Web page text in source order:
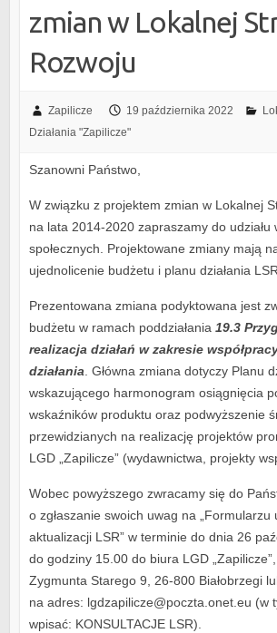
zmian w Lokalnej
Rozwoju
Zapilicze 19 października 2022
Działania "Zapilicze"
Szanowni Państwo,
W związku z projektem zmian w Lokalnej
na lata 2014-2020 zapraszamy do udziału
społecznych. Projektowane zmiany mają
ujednolicenie budżetu i planu działania
Prezentowana zmiana podyktowana jest
budżetu w ramach poddziałania 19.3
realizacja działań w zakresie
działania. Główna zmiana dotyczy Planu
wskazującego harmonogram osiągnięcia
wskaźników produktu oraz podwyższenie
przewidzianych na realizację projektów
LGD „Zapilicze” (wydawnictwa, projekty
Wobec powyższego zwracamy się do
o zgłaszanie swoich uwag na „Formularzu
aktualizacji LSR” w terminie do dnia 26
do godziny 15.00 do biura LGD
Zygmunta Starego 9, 26-800 Białobrzegi
na adres: lgdzapilicze@poczta.onet.eu (w
wpisać: KONSULTACJE LSR).